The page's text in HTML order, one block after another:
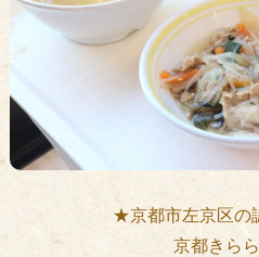
★京都市左京区の
京都きら